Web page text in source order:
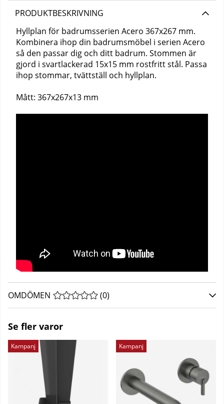
PRODUKTBESKRIVNING
Hyllplan för badrumsserien Acero 367x267 mm.
Kombinera ihop din badrumsmöbel i serien Acero
så den passar dig och ditt badrum. Stommen är
gjord i svartlackerad 15x15 mm rostfritt stål. Passa
ihop stommar, tvättställ och hyllplan.
Mått: 367x267x13 mm
OMDÖMEN MEDELBETYG 0 AV 5 ANTAL BETYG 0
(0)
Se fler varor
Kampanj Kampanj